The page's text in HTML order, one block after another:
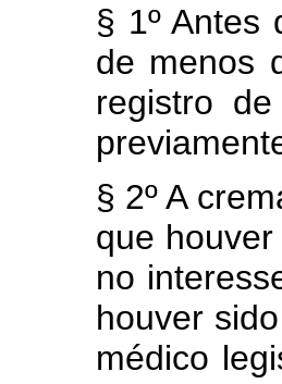
§ 1º Antes
de menos
registro
§ 2º A
que
no
houver
médico